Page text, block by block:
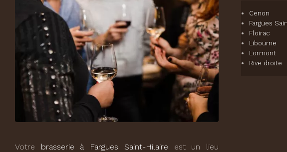
Votre brasserie à Fargues Saint-Hilaire est un lieu
Cenon
Fargues
Floirac
Libourne
Lormont
Rive droite